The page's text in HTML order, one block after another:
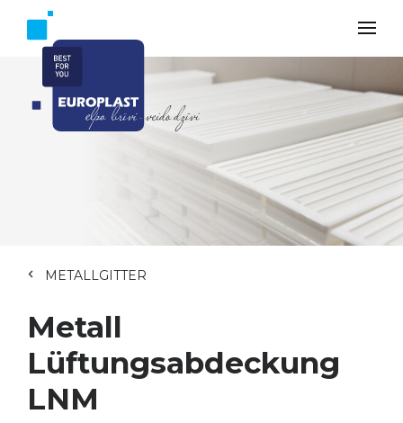
METALLGITTER
Metall
Lüftungsabdeckung
LNM